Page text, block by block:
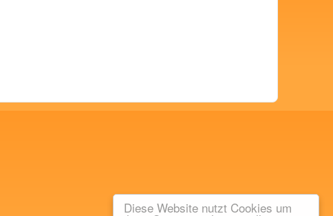
Diese Website nutzt Cookies um